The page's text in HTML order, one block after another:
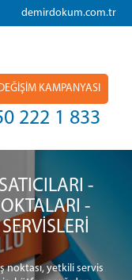
demirdokum.com.tr
KAMPANYASI
222 1 833
-
-
noktası, yetkili servis